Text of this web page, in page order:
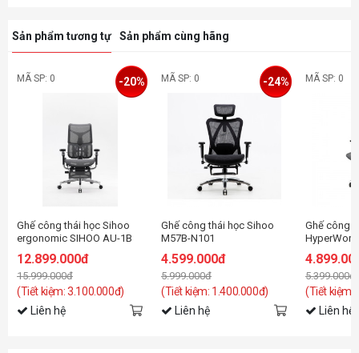
Chiều cao tối đa 180cm
Sản phẩm tương tự Sản phẩm cùng hãng
MÃ SP: 0
Ghế công thái học Sihoo
ergonomic SIHOO AU-1B
12.899.000đ
15.999.000đ
(Tiết kiệm: 3.100.000đ)
-20%
Liên hệ
MÃ SP: 0
Ghế công thái học Sihoo
M57B-N101
4.599.000đ
5.999.000đ
(Tiết kiệm: 1.400.000đ)
-24%
Liên hệ
MÃ SP: 0
Ghế công
5.399.000đ
(Tiết kiệm:
Liên hệ